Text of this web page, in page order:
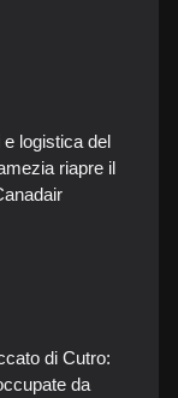
logistica del
riapre il
di Cutro:
da